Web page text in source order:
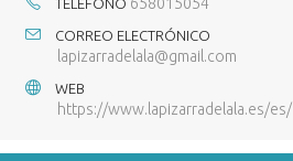
CORREO ELECTRÓNICO
lapizarradelala@gmail.com
WEB
https://www.lapizarradelala.es/es/